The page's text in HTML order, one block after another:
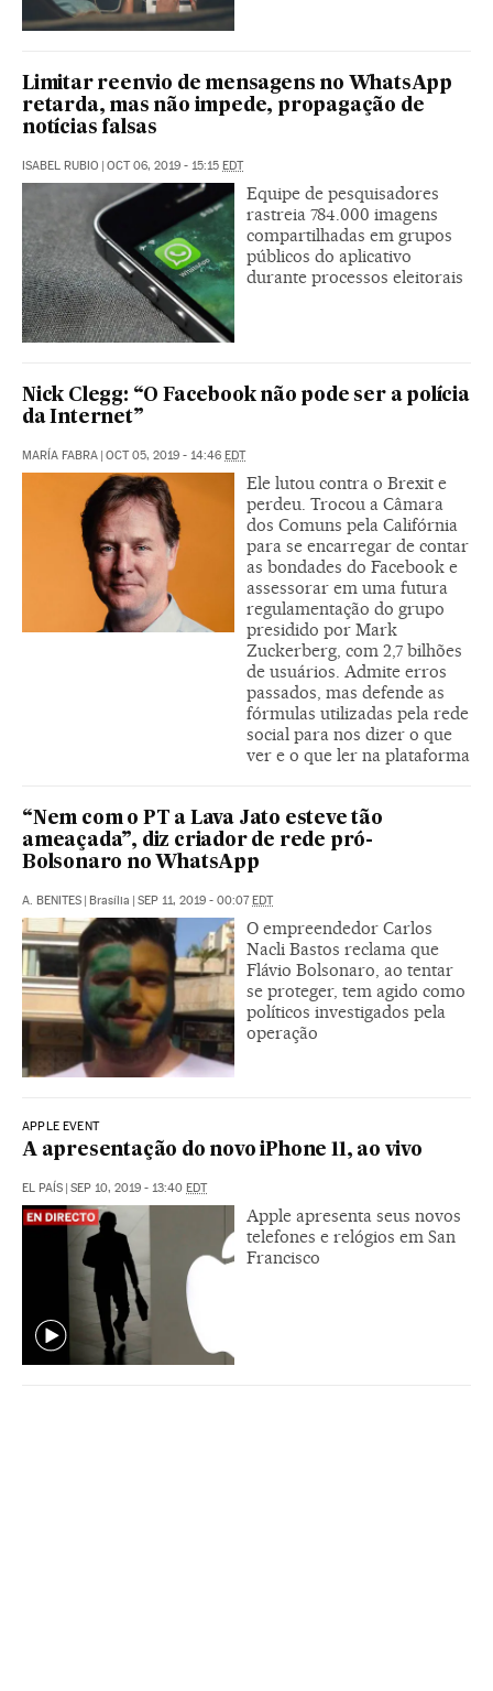
Limitar reenvio de mensagens no WhatsApp
retarda, mas não impede, propagação de
notícias falsas
ISABEL RUBIO | OCT 06, 2019 - 15:15 EDT
Equipe de pesquisadores
rastreia 784.000 imagens
compartilhadas em grupos
públicos do aplicativo
durante processos eleitorais
Nick Clegg: “O Facebook não pode ser a polícia
da Internet”
MARÍA FABRA | OCT 05, 2019 - 14:46 EDT
Ele lutou contra o Brexit e
perdeu. Trocou a Câmara
dos Comuns pela Califórnia
para se encarregar de contar
as bondades do Facebook e
assessorar em uma futura
regulamentação do grupo
presidido por Mark
Zuckerberg, com 2,7 bilhões
de usuários. Admite erros
passados, mas defende as
fórmulas utilizadas pela rede
social para nos dizer o que
ver e o que ler na plataforma
“Nem com o PT a Lava Jato esteve tão
ameaçada”, diz criador de rede pró-
Bolsonaro no WhatsApp
A. BENITES | Brasília | SEP 11, 2019 - 00:07EDT
O empreendedor Carlos
Nacli Bastos reclama que
Flávio Bolsonaro, ao tentar
se proteger, tem agido como
políticos investigados pela
operação
APPLE EVENT
A apresentação do novo iPhone 11, ao vivo
EL PAÍS | SEP 10, 2019 - 13:40 EDT
Apple apresenta seus novos
telefones e relógios em San
Francisco